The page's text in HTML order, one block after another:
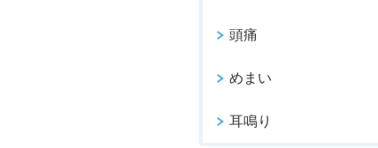
頭痛
めまい
耳鳴り